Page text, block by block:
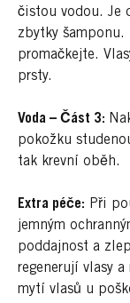
čistou vodou. Je
zbytky šamponu.
promačkejte.
prsty.
Voda – Část 3:
pokožku
tak krevní oběh.
Extra péče: Při
jemným
poddajnost a
regenerují vlasy
mytí vlasů u